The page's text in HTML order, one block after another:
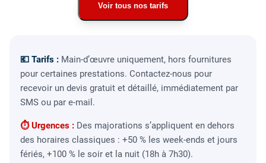
Voir tous nos tarifs
💶 Tarifs : Main-d’œuvre uniquement, hors fournitures
pour certaines prestations. Contactez-nous pour
recevoir un devis gratuit et détaillé, immédiatement par
SMS ou par e-mail.
⏱ Urgences : Des majorations s’appliquent en dehors
des horaires classiques : +50 % les week-ends et jours
fériés, +100 % le soir et la nuit (18h à 7h30).